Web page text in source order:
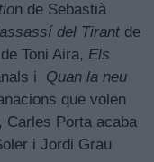
n de Sebastià
del Tirant de
Toni Aira, Els
i Quan la neu
que volen
Carles Porta acaba
i Jordi Grau